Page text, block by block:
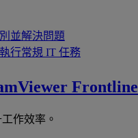
並解決問題
行常規 IT 任務
Frontline
作效率。